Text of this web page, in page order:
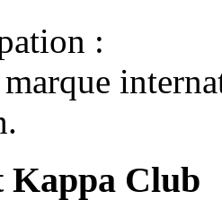
:
Kappa Club